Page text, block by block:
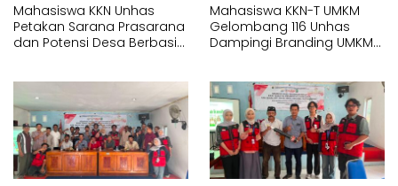
Mahasiswa KKN Unhas
Petakan Sarana Prasarana
dan Potensi Desa Berbasis
Mahasiswa KKN-T UMKM
Gelombang 116 Unhas
Dampingi Branding UMKM